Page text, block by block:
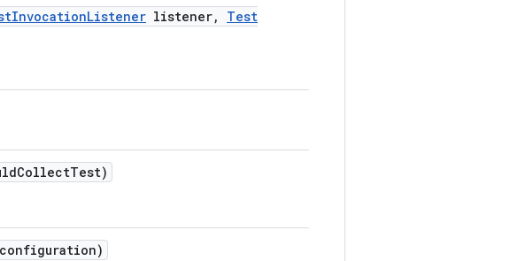
InvocationListener listener,
Test
CollectTest)
configuration)